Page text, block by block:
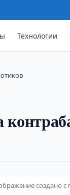
Технологии